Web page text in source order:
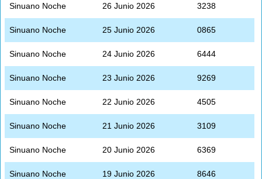
Sinuano Noche 26 Junio 2026 3238
Sinuano Noche 25 Junio 2026 0865
Sinuano Noche 24 Junio 2026 6444
Sinuano Noche 23 Junio 2026 9269
Sinuano Noche 22 Junio 2026 4505
Sinuano Noche 21 Junio 2026 3109
Sinuano Noche 20 Junio 2026 6369
Sinuano Noche 19 Junio 2026 8646